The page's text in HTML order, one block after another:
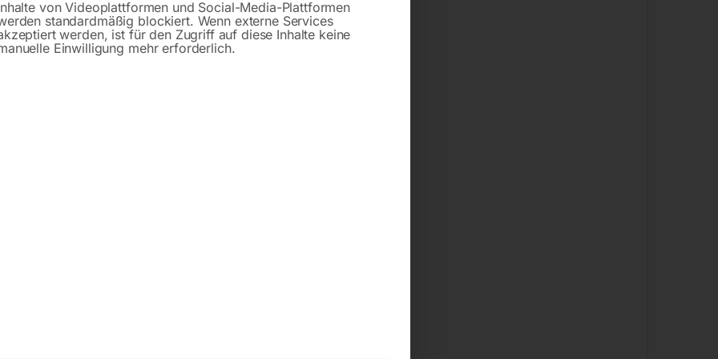
durch zentrische Aufhängung des Flaschenzuges
erfolgt durch Ösentraverse mit Gegengewinde
von Videoplattformen und Social-Media-Plattformen
standardmäßig blockiert. Wenn externe Services
werden, ist für den Zugriff auf diese Inhalte keine
Einwilligung mehr erforderlich.